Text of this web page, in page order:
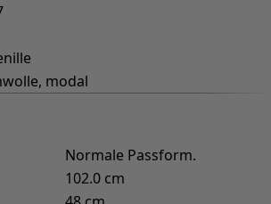
modal
Normale Passform.
102.0 cm